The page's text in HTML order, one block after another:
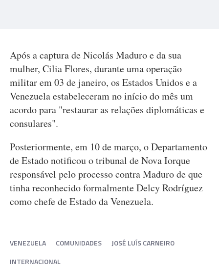
Após a captura de Nicolás Maduro e da sua
mulher, Cilia Flores, durante uma operação
militar em 03 de janeiro, os Estados Unidos e a
Venezuela estabeleceram no início do mês um
acordo para "restaurar as relações diplomáticas e
consulares".
Posteriormente, em 10 de março, o Departamento
de Estado notificou o tribunal de Nova Iorque
responsável pelo processo contra Maduro de que
tinha reconhecido formalmente Delcy Rodríguez
como chefe de Estado da Venezuela.
VENEZUELA COMUNIDADES
JOSÉ LUÍS CARNEIRO
INTERNACIONAL